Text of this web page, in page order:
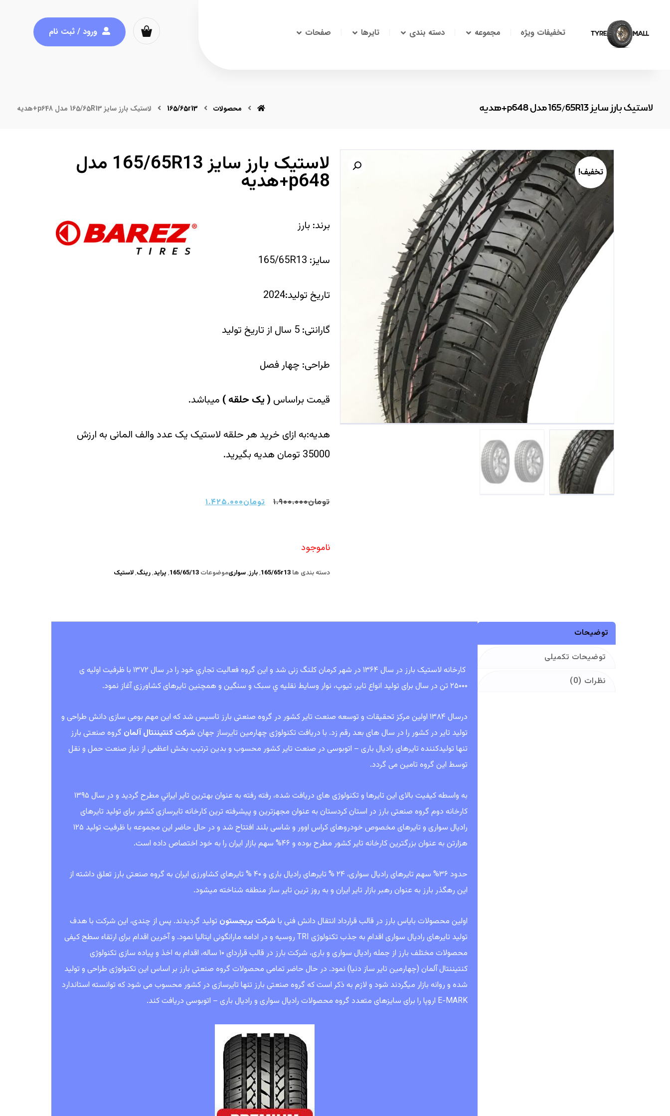
تخفیفات ویژه مجموعه دسته بندی تایرها صفحات ورود / ثبت نام
لاستیک بارز سایز 165/65R13 مدل p648+هدیه محصولات 165/65r13 لاستیک بارز سایز 165/65R13 مدل p648+هدیه
تخفیف! لاستیک بارز سایز 165/65R13 مدل
p648+هدیه
برند: بارز
سایز: 165/65R13
تاریخ تولید:2024
گارانتی: 5 سال از تاریخ تولید
طراحی: چهار فصل
قیمت براساس (یک حلقه) میباشد.
هدیه:به ازای خرید هر حلقه لاستیک یک عدد والف المانی به ارزش
35000 تومان هدیه بگیرید.
تومان۱.۹۰۰.۰۰۰ تومان۱.۴۲۵.۰۰۰
ناموجود
دسته بندی ها 165/65r13
,بارز,سواریموضوعات 165/65/13
, پراید,رینگ,لاستیک
توضیحات
توضیحات تکمیلی
نظرات (0)
کارخانه لاستیک بارز در سال ۱۳۶۴ در شهر کرمان کلنگ زنی شد و اين گروه فعاليت تجاري خود را در سال ۱۳۷۲ با ظرفيت اوليه ی
۲۵۰۰۰ تن در سال برای تولید انواع تاير، تيوپ، نوار وسايط نقليه ي سبک و سنگين و همچنين تایرهای کشاورزی آغاز نمود.
درسال ۱۳۸۴ اولین مرکز تحقیقات و توسعه صنعت تایر کشور در گروه صنعتی بارز تاسیس شد که این مهم بومی سازی دانش طراحی و
تولید تایر در کشور را در سال های بعد رقم زد. با دریافت تکنولوژی چهارمین تایرساز جهان شرکت کنتیننتال آلمان گروه صنعتی بارز
تنها تولیدکننده تایرهای رادیال باری – اتوبوسی در صنعت تایر کشور محسوب و بدین ترتیب بخش اعظمی از نیاز صنعت حمل و نقل
توسط این گروه تامین می گردد.
به واسطه كيفيت بالای اين تايرها و تكنولوژی های دريافت شده، رفته رفته به عنوان بهترين تاير ايراني مطرح گرديد و در سال ۱۳۹۵
کارخانه دوم گروه صنعتی بارز در استان کردستان به عنوان مجهزترین و پیشرفته ترین کارخانه تایرسازی کشور برای تولید تایرهای
رادیال سواری و تایرهای مخصوص خودروهای کراس اوور و شاسی بلند افتتاح شد و در حال حاضر این مجموعه با ظرفیت تولید ۱۲۵
هزارتن به عنوان بزرگترین کارخانه تایر کشور مطرح بوده و ۴۶% سهم بازار ایران را به خود اختصاص داده است.
حدود ۳۶% سهم تایرهای رادیال سواری، ۲۴ % تایرهای رادیال باری و ۴۰ % تایرهای کشاورزی ایران به گروه صنعتی بارز تعلق داشته از
این رهگذر بارز به عنوان رهبر بازار تایر ایران و به روز ترین تایر ساز منطقه شناخته میشود.
اولین محصولات بایاس بارز در قالب قرارداد انتقال دانش فنی با شرکت بريجستون تولید گردیدند. پس از چندی، اين شركت با هدف
تولید تایرهای رادیال سواری اقدام به جذب تكنولوژی TRI روسيه و در ادامه مارانگونی ايتاليا نمود. و آخرین اقدام برای ارتقاء سطح کیفی
محصولات مختلف بارز از جمله رادیال سواری و باری، شرکت بارز در قالب قراردای ۱۰ ساله، اقدام به اخذ و پياده سازی تكنولوژی
كنتيننتال آلمان (چهارمین تایر ساز دنیا) نمود. در حال حاضر تمامی محصولات گروه صنعتی بارز بر اساس این تكنولوژی طراحی و تولید
شده و روانه بازار ميگردند شود و لازم به ذکر است که گروه صنعتی بارز تنها تایرسازی در کشور محسوب می شود که توانسته استاندارد
E-MARK اروپا را برای سایزهای متعدد گروه محصولات رادیال سواری و رادیال باری – اتوبوسی دریافت کند.